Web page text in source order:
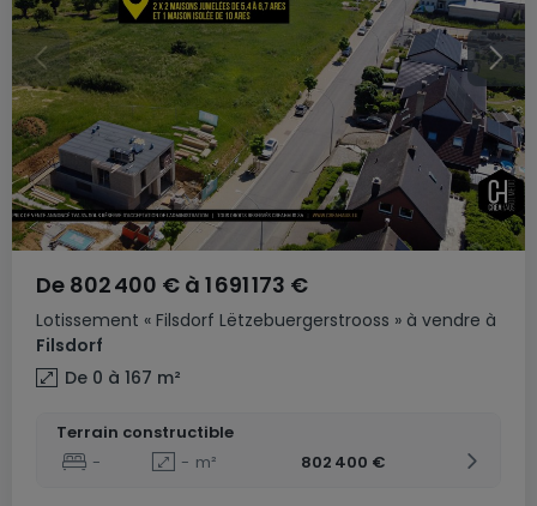
Lotissement « Filsdorf Lëtzebuergerstrooss » à vendre à
Filsdorf
De 802 400 € à 1 691 173 €
De 0 à 167 m²
Terrain constructible
-
- m² 802 400 €